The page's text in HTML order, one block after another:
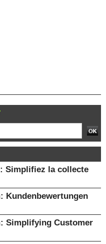
Simplifiez la collecte
Kundenbewertungen
Simplifying Customer